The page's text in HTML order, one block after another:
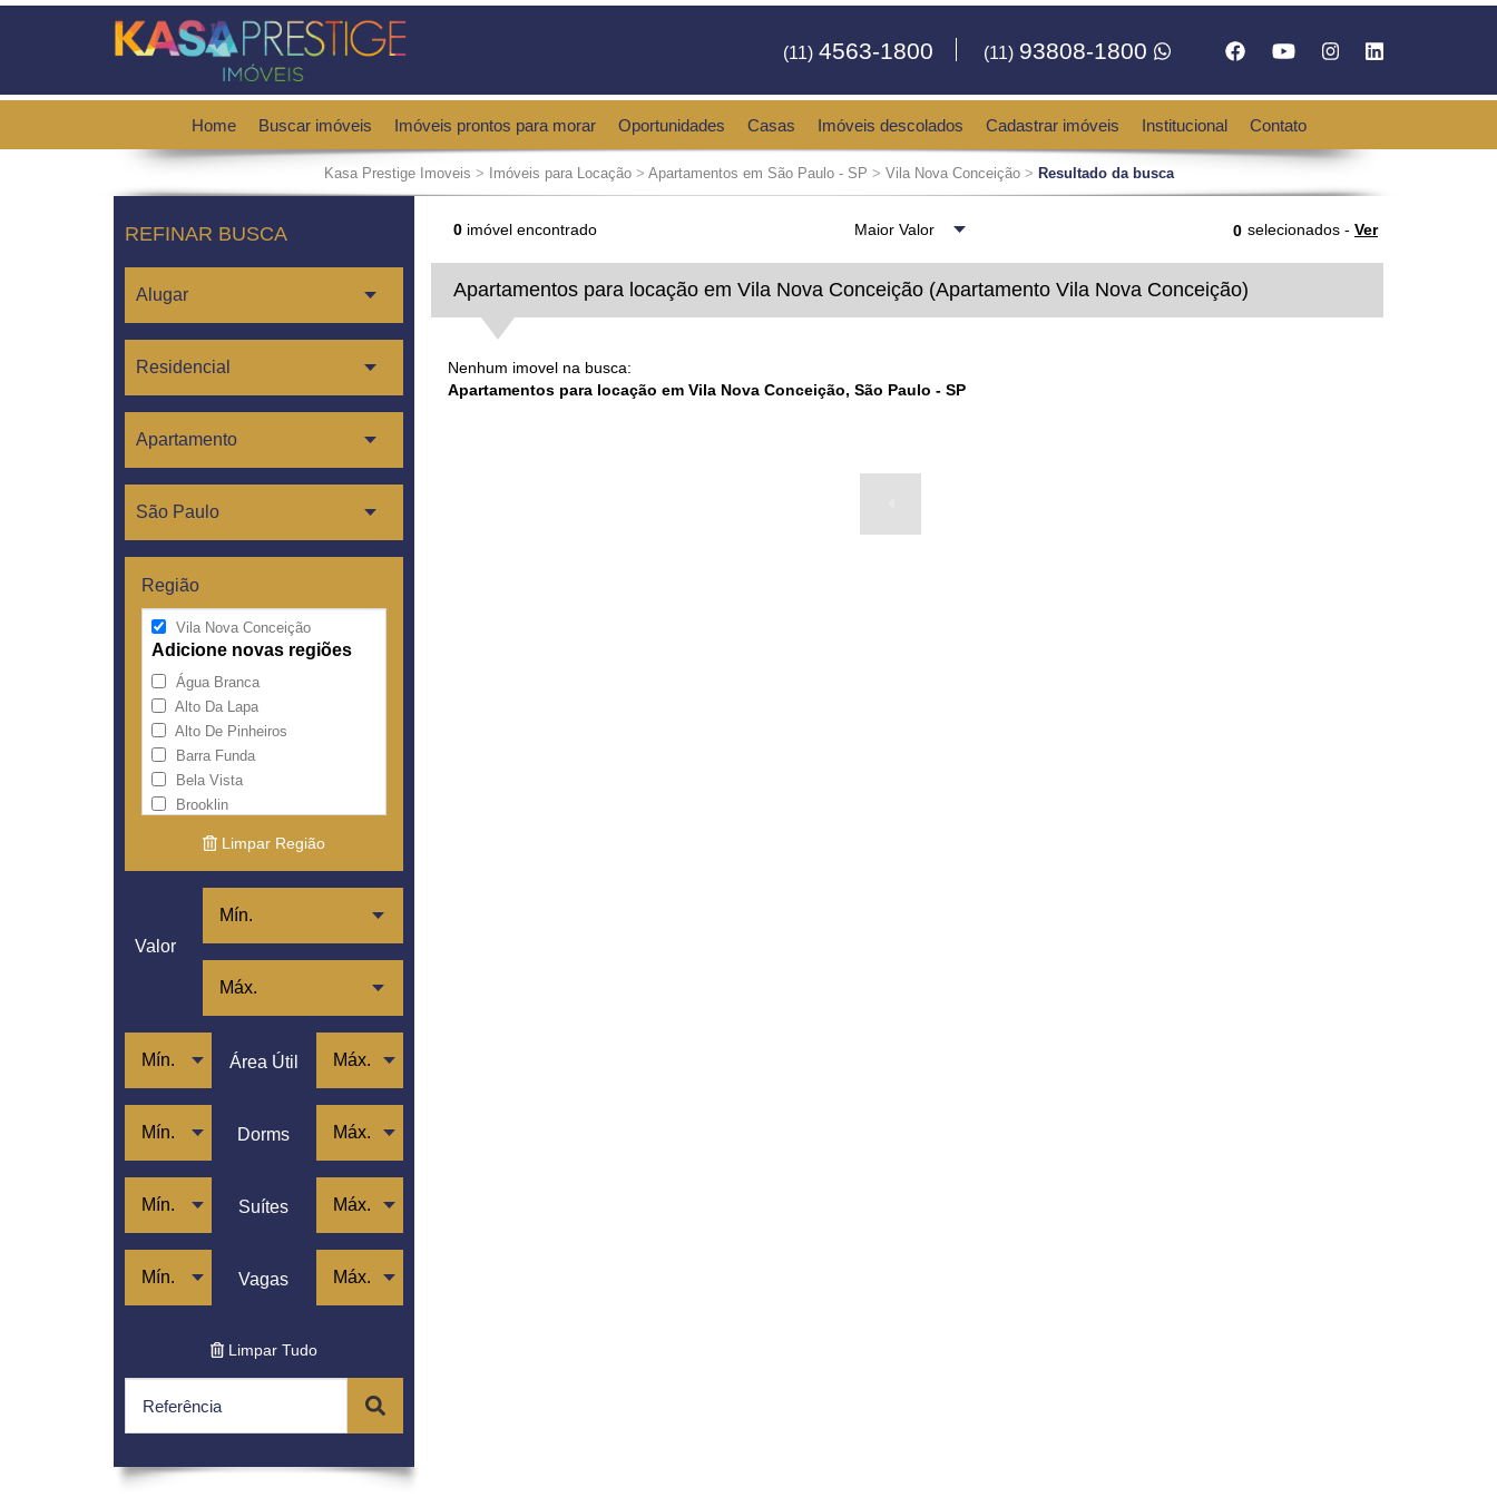
(11) 4563-1800 (11) 93808-1800
Home Buscar imóveis Imóveis prontos para morar Oportunidades Casas Imóveis descolados Cadastrar imóveis Institucional Contato
Kasa Prestige Imoveis > Imóveis para Locação> Apartamentos em São Paulo - SP > Vila Nova Conceição> Resultado da busca
REFINAR BUSCA
Região
Vila Nova Conceição
Adicione novas regiões
Água Branca
Alto Da Lapa
Alto De Pinheiros
Barra Funda
Bela Vista
Brooklin
Cerqueira César
Higienópolis
Jardim América
Jardim Europa
Pacaembu
Santa Cecília
Sumaré
Limpar Região
Valor
Área Útil
Dorms
Suítes
Vagas
Limpar Tudo
0 imóvel encontrado 0 selecionados - Ver
Apartamentos para locação em Vila Nova Conceição (Apartamento Vila Nova Conceição)
Nenhum imovel na busca:
Apartamentos para locação em Vila Nova Conceição, São Paulo - SP